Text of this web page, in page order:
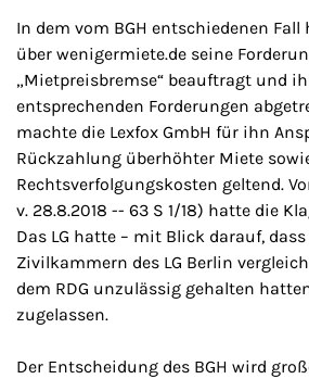
In dem vom BGH entschiedenen
über wenigermiete.de seine
„Mietpreisbremse“ beauftragt und
entsprechenden Forderungen
machte die Lexfox GmbH für ihn
Rückzahlung überhöhter Miete
Rechtsverfolgungskosten geltend.
v. 28.8.2018 -- 63 S 1/18) hatte die
Das LG hatte – mit Blick darauf, dass
Zivilkammern des LG Berlin
dem RDG unzulässig gehalten
zugelassen.
Der Entscheidung des BGH wird